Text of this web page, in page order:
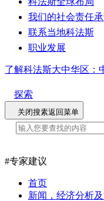
我们的社会责任
联系当地科法斯
职业发展
了解科法斯大中华区：
探索
关闭搜素返回菜单
#专家建议
首页
新闻，经济分析